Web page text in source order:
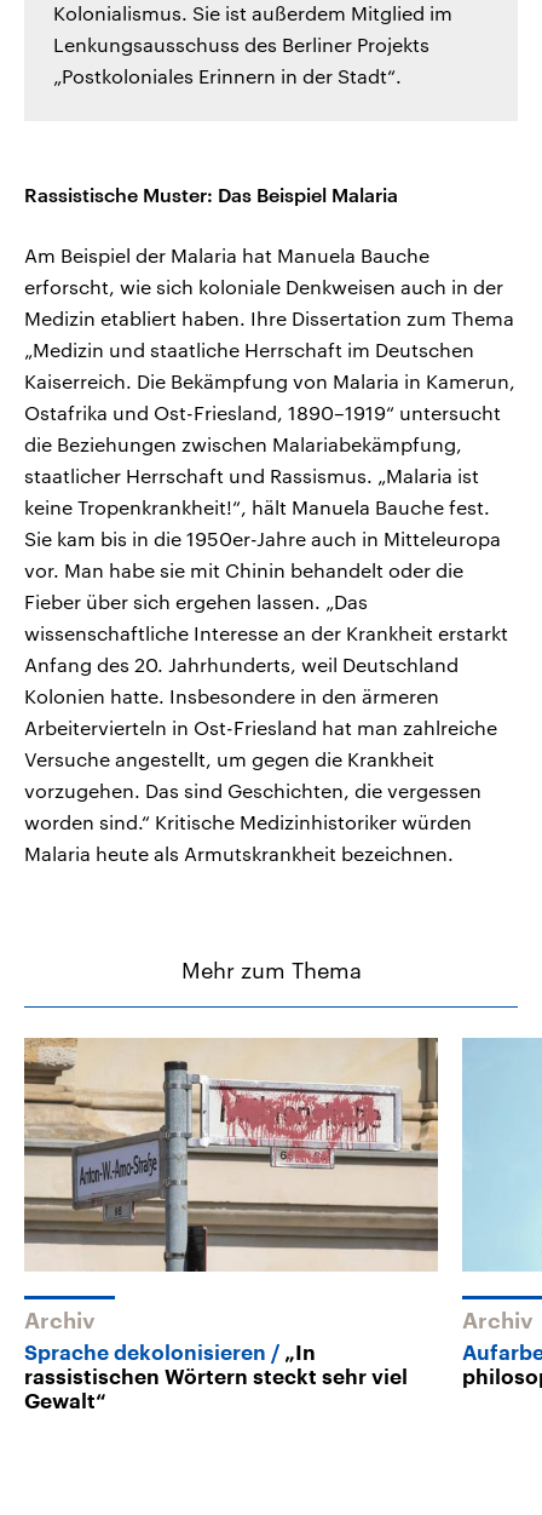
Kolonialismus. Sie ist außerdem Mitglied im
Lenkungsausschuss des Berliner Projekts
„Postkoloniales Erinnern in der Stadt“.
Rassistische Muster: Das Beispiel Malaria
Am Beispiel der Malaria hat Manuela Bauche
erforscht, wie sich koloniale Denkweisen auch in der
Medizin etabliert haben. Ihre Dissertation zum Thema
„Medizin und staatliche Herrschaft im Deutschen
Kaiserreich. Die Bekämpfung von Malaria in Kamerun,
Ostafrika und Ost-Friesland, 1890–1919“ untersucht
die Beziehungen zwischen Malariabekämpfung,
staatlicher Herrschaft und Rassismus. „Malaria ist
keine Tropenkrankheit!“, hält Manuela Bauche fest.
Sie kam bis in die 1950er-Jahre auch in Mitteleuropa
vor. Man habe sie mit Chinin behandelt oder die
Fieber über sich ergehen lassen. „Das
wissenschaftliche Interesse an der Krankheit erstarkt
Anfang des 20. Jahrhunderts, weil Deutschland
Kolonien hatte. Insbesondere in den ärmeren
Arbeitervierteln in Ost-Friesland hat man zahlreiche
Versuche angestellt, um gegen die Krankheit
vorzugehen. Das sind Geschichten, die vergessen
worden sind.“ Kritische Medizinhistoriker würden
Malaria heute als Armutskrankheit bezeichnen.
Mehr zum Thema
Archiv
Sprache dekolonisieren
„In
rassistischen Wörtern steckt sehr viel
Gewalt“
Archiv